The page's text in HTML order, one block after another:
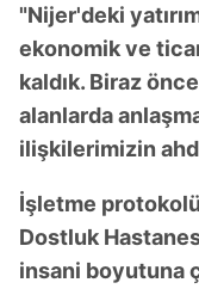
"Nijer'deki
ekonomik ve
kaldık. Biraz
alanlarda
ilişkilerimizin
İşletme
Dostluk
insani boyutuna